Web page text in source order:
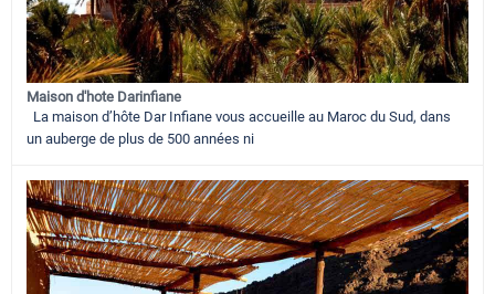
Maison d'hote Darinfiane
La maison d’hôte Dar Infiane vous accueille au Maroc du Sud, dans
un auberge de plus de 500 années ni